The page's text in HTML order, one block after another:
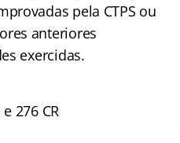
pela CTPS ou
anteriores
exercidas.
276 CR